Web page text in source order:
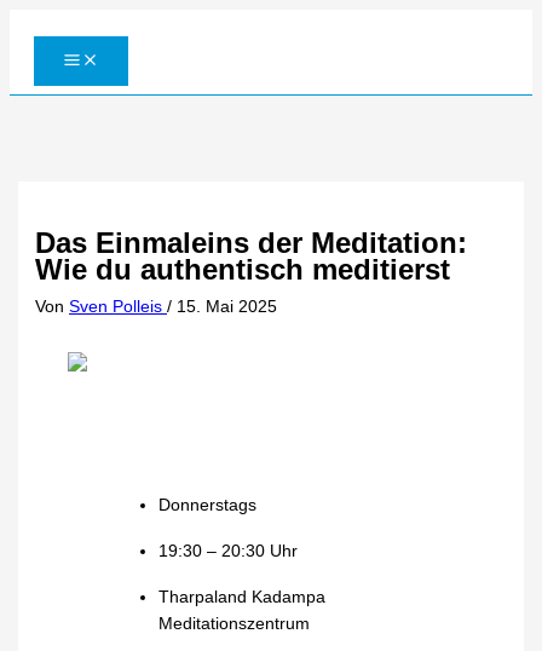
Das Einmaleins der Meditation:
Wie du authentisch meditierst
VonSven Polleis/ 15. Mai 2025
Donnerstags
19:30 – 20:30 Uhr
Tharpaland Kadampa
Meditationszentrum